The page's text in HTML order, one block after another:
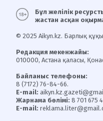
Бұл желілік
жастан асқан
© 2025 Aikyn.kz. Барлық
Редакция мекенжайы:
010000, Астана қаласы,
Байланыс телефоны:
8 (7172) 76-84-66.
E-mail:
Жарнама бөлімі: 8 701 675
E-mail: